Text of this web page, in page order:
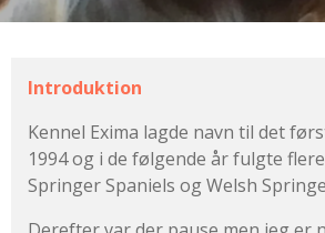
Introduktion
Kennel Exima lagde navn til det
1994 og i de følgende år fulgte
Springer Spaniels og Welsh